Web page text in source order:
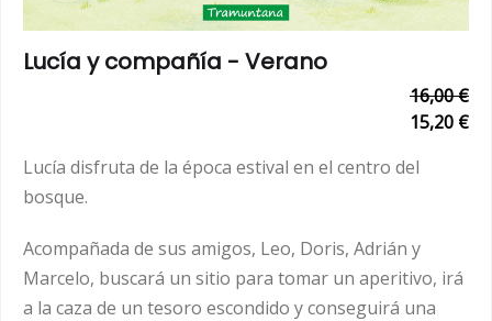
Lucía y compañía - Verano
16,00 €
15,20 €
Lucía disfruta de la época estival en el centro del
bosque.
Acompañada de sus amigos, Leo, Doris, Adrián y
Marcelo, buscará un sitio para tomar un aperitivo, irá
a la caza de un tesoro escondido y conseguirá una